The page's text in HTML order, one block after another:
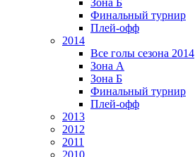
Зона Б
Финальный турнир
Плей-офф
2014
Все голы сезона 2014
Зона А
Зона Б
Финальный турнир
Плей-офф
2013
2012
2011
2010